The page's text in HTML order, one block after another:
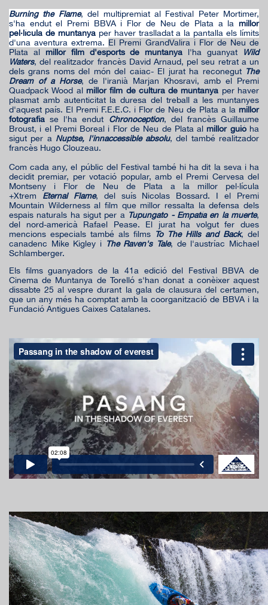
Burning the Flame, del multipremiat al Festival Peter Mortimer,
s'ha endut el Premi BBVA i Flor de Neu de Plata a la millor
pel·lícula de muntanyaper haver traslladat a la pantalla els límits
d'una aventura extrema. El Premi GrandValira i Flor de Neu de
Plata al millor film d'esports de muntanya l'ha guanyat
Wild
Waters, del realitzador francès David Arnaud, pel seu retrat a un
dels grans noms del món del caiac- El jurat ha reconegut The
Dream of a Horse, de l'iranià Marjan Khosravi, amb el Premi
Quadpack Wood al millor film de cultura de muntanya per haver
plasmat amb autenticitat la duresa del treball a les muntanyes
d'aquest país. El Premi F.E.E.C. i Flor de Neu de Plata a la millor
fotografia se l'ha endut Chronoception, del francès Guillaume
Broust, i el Premi Boreal i Flor de Neu de Plata al millor guióha
sigut per a Nuptse, l'innaccessible absolu, del també realitzador
francès Hugo Clouzeau.
Com cada any, el públic del Festival també hi ha dit la seva i ha
decidit premiar, per votació popular, amb el Premi Cervesa del
Montseny i Flor de Neu de Plata a la millor pel·lícula
+Xtrem Eternal Flame, del suís Nicolas Bossard. I el Premi
Mountain Wilderness al film que millor ressalta la defensa dels
espais naturals ha sigut per a Tupungato - Empatía en la muerte,
del nord-americà Rafael Pease. El jurat ha volgut fer dues
mencions especials també als films To The Hills and Back, del
canadenc Mike Kigley i The Raven's Tale, de l'austríac Michael
Schlamberger.
Els films guanyadors de la 41a edició del Festival BBVA de
Cinema de Muntanya de Torelló s'han donat a conèixer aquest
dissabte 25 al vespre durant la gala de clausura del certamen,
que un any més ha comptat amb la coorganització de BBVA i la
Fundació Antigues Caixes Catalanes.